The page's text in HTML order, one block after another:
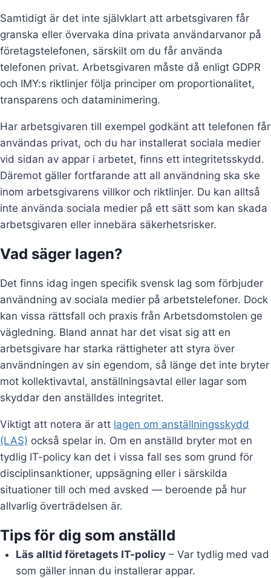
Samtidigt är det inte självklart att arbetsgivaren får
granska eller övervaka dina privata användarvanor på
företagstelefonen, särskilt om du får använda
telefonen privat. Arbetsgivaren måste då enligt GDPR
och IMY:s riktlinjer följa principer om proportionalitet,
transparens och dataminimering.
Har arbetsgivaren till exempel godkänt att telefonen får
användas privat, och du har installerat sociala medier
vid sidan av appar i arbetet, finns ett integritetsskydd.
Däremot gäller fortfarande att all användning ska ske
inom arbetsgivarens villkor och riktlinjer. Du kan alltså
inte använda sociala medier på ett sätt som kan skada
arbetsgivaren eller innebära säkerhetsrisker.
Vad säger lagen?
Det finns idag ingen specifik svensk lag som förbjuder
användning av sociala medier på arbetstelefoner. Dock
kan vissa rättsfall och praxis från Arbetsdomstolen ge
vägledning. Bland annat har det visat sig att en
arbetsgivare har starka rättigheter att styra över
användningen av sin egendom, så länge det inte bryter
mot kollektivavtal, anställningsavtal eller lagar som
skyddar den anställdes integritet.
Viktigt att notera är att lagen om anställningsskydd
(LAS) också spelar in. Om en anställd bryter mot en
tydlig IT-policy kan det i vissa fall ses som grund för
disciplinsanktioner, uppsägning eller i särskilda
situationer till och med avsked — beroende på hur
allvarlig överträdelsen är.
Tips för dig som anställd
Läs alltid företagets IT-policy– Var tydlig med vad
som gäller innan du installerar appar.